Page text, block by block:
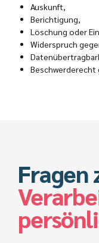
Auskunft,
Berichtigung,
Löschung oder
Widerspruch
Beschwerderecht
Fragen